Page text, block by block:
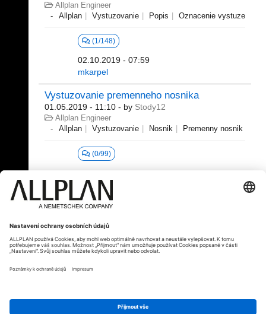
Allplan Engineer
Allplan
Vystuzovanie Popis Oznacenie vystuze
(1/148)
02.10.2019 - 07:59
mkarpel
Vystuzovanie premenneho nosnika
01.05.2019 - 11:10 - by Stody12
Allplan Engineer
Allplan
Vystuzovanie Nosnik Premenny nosnik
(0/99)
1 - 20 (69)
ALLPLAN je součástí skupiny